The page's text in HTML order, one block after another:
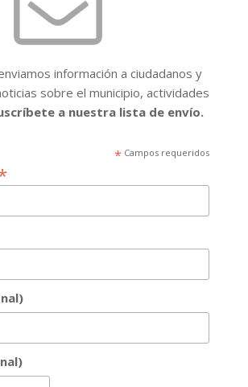
información a ciudadanos y
sobre el municipio, actividades
a nuestra lista de envío.
* Campos requeridos